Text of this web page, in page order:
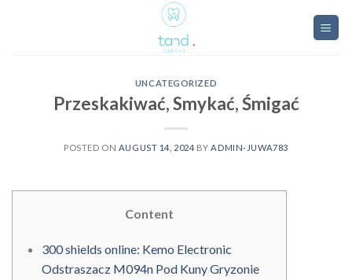
UNCATEGORIZED
Przeskakiwać, Smykać, Śmigać
POSTED ON AUGUST 14, 2024 BY ADMIN-JUWA783
Content
300 shields online: Kemo Electronic
Odstraszacz M094n Pod Kuny Gryzonie